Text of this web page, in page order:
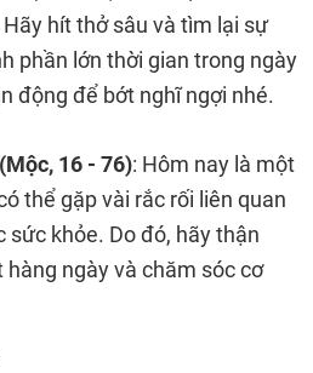
hít thở sâu và tìm lại sự
phần lớn thời gian trong ngày
động để bớt nghĩ ngợi nhé.
16 - 76): Hôm nay là một
thể gặp vài rắc rối liên quan
sức khỏe. Do đó, hãy thận
ngày và chăm sóc cơ